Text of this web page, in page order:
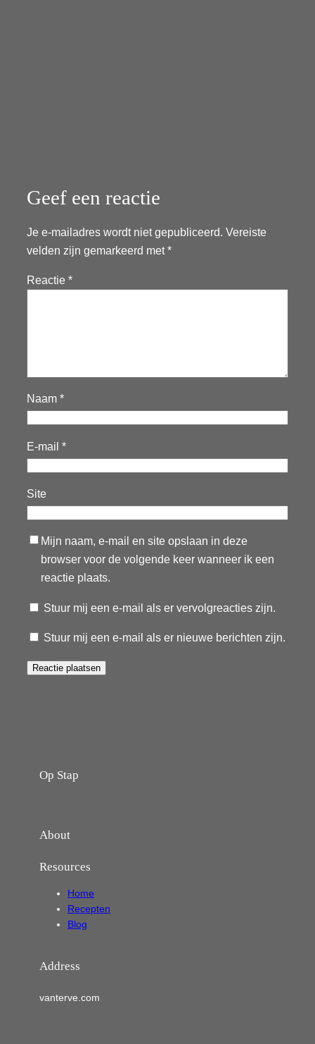
Geef een reactie
Je e-mailadres wordt niet gepubliceerd. Vereiste
velden zijn gemarkeerd met*
Reactie *
Naam *
E-mail *
Site
Mijn naam, e-mail en site opslaan in deze
browser voor de volgende keer wanneer ik een
reactie plaats.
Stuur mij een e-mail als er vervolgreacties zijn.
Stuur mij een e-mail als er nieuwe berichten zijn.
Op Stap
About
Resources
Home
Recepten
Blog
Address
vanterve.com